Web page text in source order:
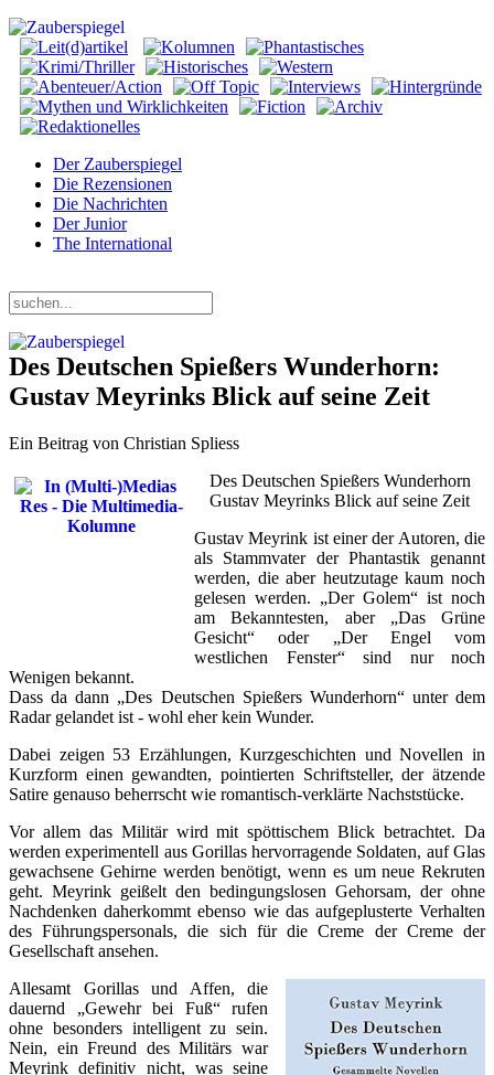
Der Zauberspiegel
Die Rezensionen
Die Nachrichten
Der Junior
The International
Des Deutschen Spießers Wunderhorn:
Gustav Meyrinks Blick auf seine Zeit
Ein Beitrag von Christian Spliess
Des Deutschen Spießers Wunderhorn
Gustav Meyrinks Blick auf seine Zeit
Gustav Meyrink ist einer der Autoren, die
als Stammvater der Phantastik genannt
werden, die aber heutzutage kaum noch
gelesen werden. „Der Golem“ ist noch
am Bekanntesten, aber „Das Grüne
Gesicht“ oder „Der Engel vom
westlichen Fenster“ sind nur noch
Wenigen bekannt.
Dass da dann „Des Deutschen Spießers Wunderhorn“ unter dem
Radar gelandet ist - wohl eher kein Wunder.
Dabei zeigen 53 Erzählungen, Kurzgeschichten und Novellen in
Kurzform einen gewandten, pointierten Schriftsteller, der ätzende
Satire genauso beherrscht wie romantisch-verklärte Nachststücke.
Vor allem das Militär wird mit spöttischem Blick betrachtet. Da
werden experimentell aus Gorillas hervorragende Soldaten, auf Glas
gewachsene Gehirne werden benötigt, wenn es um neue Rekruten
geht. Meyrink geißelt den bedingungslosen Gehorsam, der ohne
Nachdenken daherkommt ebenso wie das aufgeplusterte Verhalten
des Führungspersonals, die sich für die Creme der Creme der
Gesellschaft ansehen.
Allesamt Gorillas und Affen, die
dauernd „Gewehr bei Fuß“ rufen
ohne besonders intelligent zu sein.
Nein, ein Freund des Militärs war
Meyrink definitiv nicht, was seine